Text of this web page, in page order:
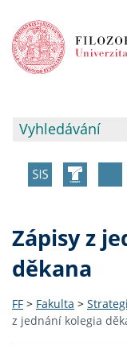
Zápisy z
děkana
FF > Fakulta >
z jednání kolegia